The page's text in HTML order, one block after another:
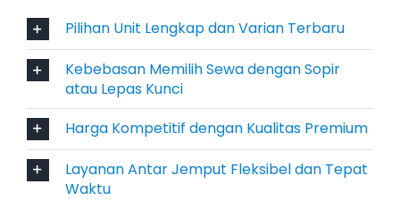
memudahkan mobilitas sejak kedatangan
hingga keberangkatan.
4. Kabin Luas dan Nyaman untuk
Perjalanan Jarak Jauh
Fortuner hadir dengan interior kabin yang
lapang, cocok untuk perjalanan jarak jauh
Pilihan Unit Lengkap dan Varian Terbaru
Kebebasan Memilih Sewa dengan Sopir
atau Lepas Kunci
Harga Kompetitif dengan Kualitas Premium
Layanan Antar Jemput Fleksibel dan Tepat
Waktu